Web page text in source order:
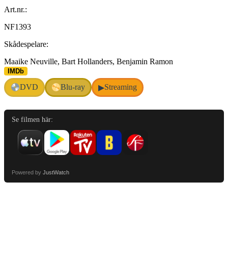
Art.nr.:
NF1393
Skådespelare:
Maaike Neuville, Bart Hollanders, Benjamin Ramon
IMDb
DVD Blu-ray ▶Streaming
Se filmen här:
Powered by JustWatch